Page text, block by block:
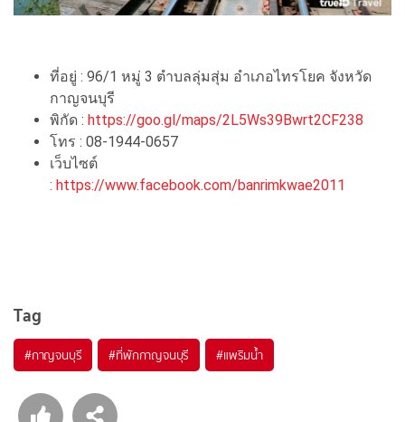
ที่อยู่ : 96/1 หมู่ 3 ตำบลลุ่มสุ่ม อำเภอไทรโยค จังหวัด
กาญจนบุรี
พิกัด : https://goo.gl/maps/2L5Ws39Bwrt2CF238
โทร : 08-1944-0657
เว็บไซต์
: https://www.facebook.com/banrimkwae2011
Tag
#กาญจนบุรี #ที่พักกาญจนบุรี #แพริมน้ำ